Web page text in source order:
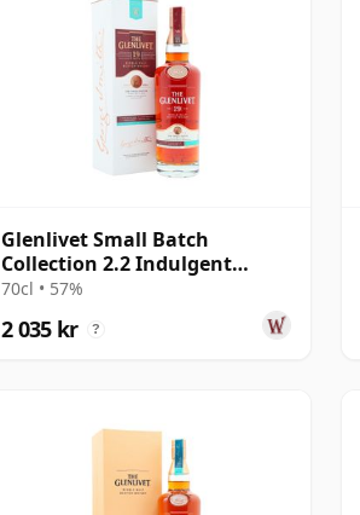
Glenlivet Small Batch
Collection 2.2 Indulgent
Chocolate Sin 19 år gammal
70cl • 57%
2 035 kr ?